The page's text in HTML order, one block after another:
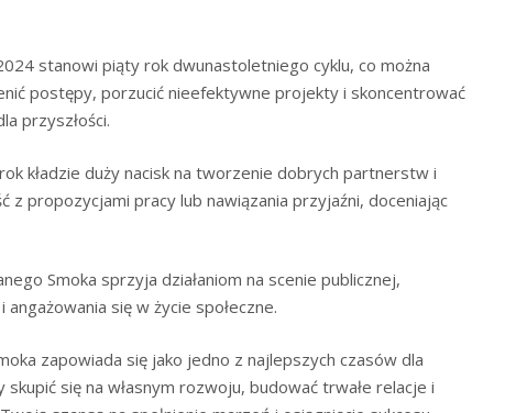
stanowi piąty rok dwunastoletniego cyklu, co można
postępy, porzucić nieefektywne projekty i skoncentrować
przyszłości.
kładzie duży nacisk na tworzenie dobrych partnerstw i
z propozycjami pracy lub nawiązania przyjaźni, doceniając
Smoka sprzyja działaniom na scenie publicznej,
się w życie społeczne.
zapowiada się jako jedno z najlepszych czasów dla
się na własnym rozwoju, budować trwałe relacje i